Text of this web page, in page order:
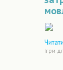
Ігри